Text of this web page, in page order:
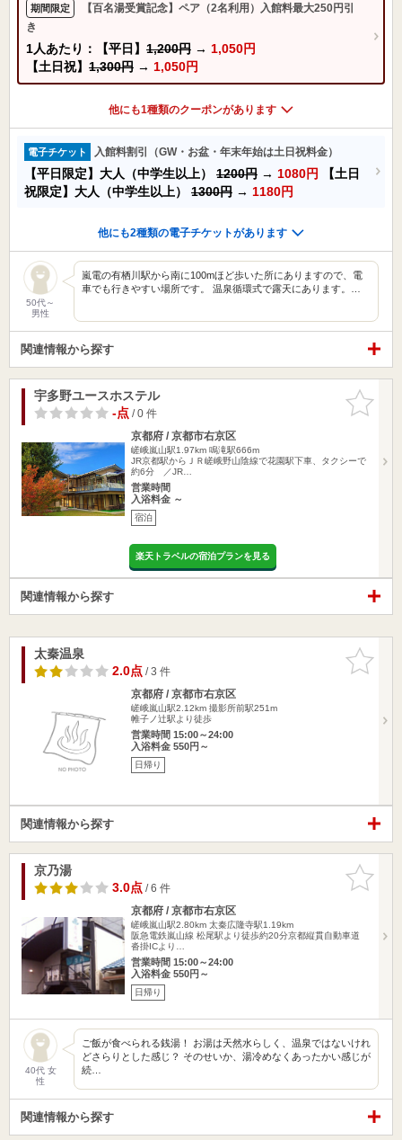
期間限定
【百名湯受賞記念】ペア（2名利用）入館料最大250円引
き
1人あたり：【平日】 1,200円 → 1,050円
【土日祝】 1,300円 → 1,050円
他にも1種類のクーポンがあります
電子チケット 入館料割引（GW・お盆・年末年始は土日祝料金）
【平日限定】大人（中学生以上） 1200円 → 1080円
【土日
祝限定】大人（中学生以上） 1300円 → 1180円
他にも2種類の電子チケットがあります
50代～
男性
嵐電の有栖川駅から南に100mほど歩いた所にありますので、電
車でも行きやすい場所です。 温泉循環式で露天にあります。…
関連情報から探す
お気に入
りに追加
宇多野ユースホステル
-点/ 0 件
京都府 / 京都市右京区
嵯峨嵐山駅1.97km 鳴滝駅666m
JR京都駅からＪＲ嵯峨野山陰線で花園駅下車、タクシーで
約6分 ／JR…
営業時間
入浴料金 ～
宿泊
楽天トラベルの宿泊プランを見る
関連情報から探す
お気に入
りに追加
太秦温泉
2.0点/ 3 件
京都府 / 京都市右京区
嵯峨嵐山駅2.12km 撮影所前駅251m
帷子ノ辻駅より徒歩
営業時間 15:00～24:00
入浴料金 550円～
日帰り
関連情報から探す
お気に入
りに追加
京乃湯
3.0点/ 6 件
京都府 / 京都市右京区
嵯峨嵐山駅2.80km 太秦広隆寺駅1.19km
阪急電鉄嵐山線 松尾駅より徒歩約20分京都縦貫自動車道
沓掛ICより…
営業時間 15:00～24:00
入浴料金 550円～
日帰り
40代 女
性
ご飯が食べられる銭湯！ お湯は天然水らしく、温泉ではないけれ
どさらりとした感じ？ そのせいか、湯冷めなくあったかい感じが
続…
関連情報から探す